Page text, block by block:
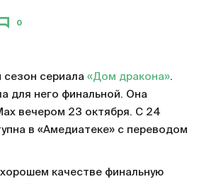
0
сериала «Дом дракона».
для него финальной. Она
вечером 23 октября. С 24
в «Амедиатеке» с переводом
качестве финальную